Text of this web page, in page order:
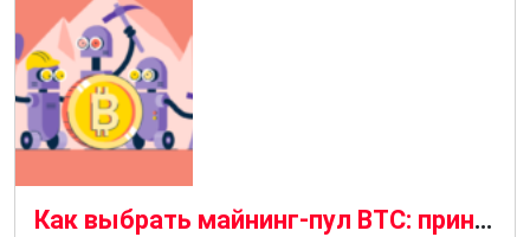
Как выбрать майнинг-пул BTC: принципы работы, риски и оптимизация доходности